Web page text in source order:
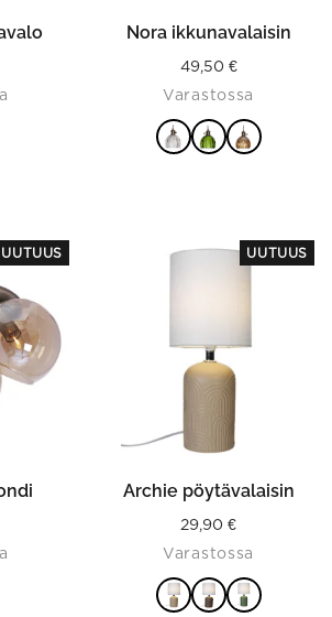
product
Nora ikkunavalaisin
49,50 €
Varastossa
UUTUUS UUTUUS
This
product
The
options
may
chosen
on
product
page
Archie pöytävalaisin
29,90 €
Varastossa